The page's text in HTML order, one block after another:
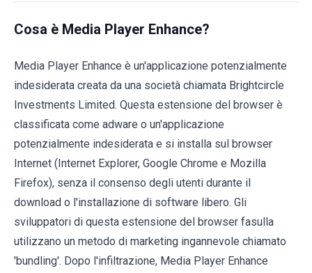
Cosa è Media Player Enhance?
Media Player Enhance è un'applicazione potenzialmente
indesiderata creata da una società chiamata Brightcircle
Investments Limited. Questa estensione del browser è
classificata come adware o un'applicazione
potenzialmente indesiderata e si installa sul browser
Internet (Internet Explorer, Google Chrome e Mozilla
Firefox), senza il consenso degli utenti durante il
download o l'installazione di software libero. Gli
sviluppatori di questa estensione del browser fasulla
utilizzano un metodo di marketing ingannevole chiamato
'bundling'. Dopo l'infiltrazione, Media Player Enhance